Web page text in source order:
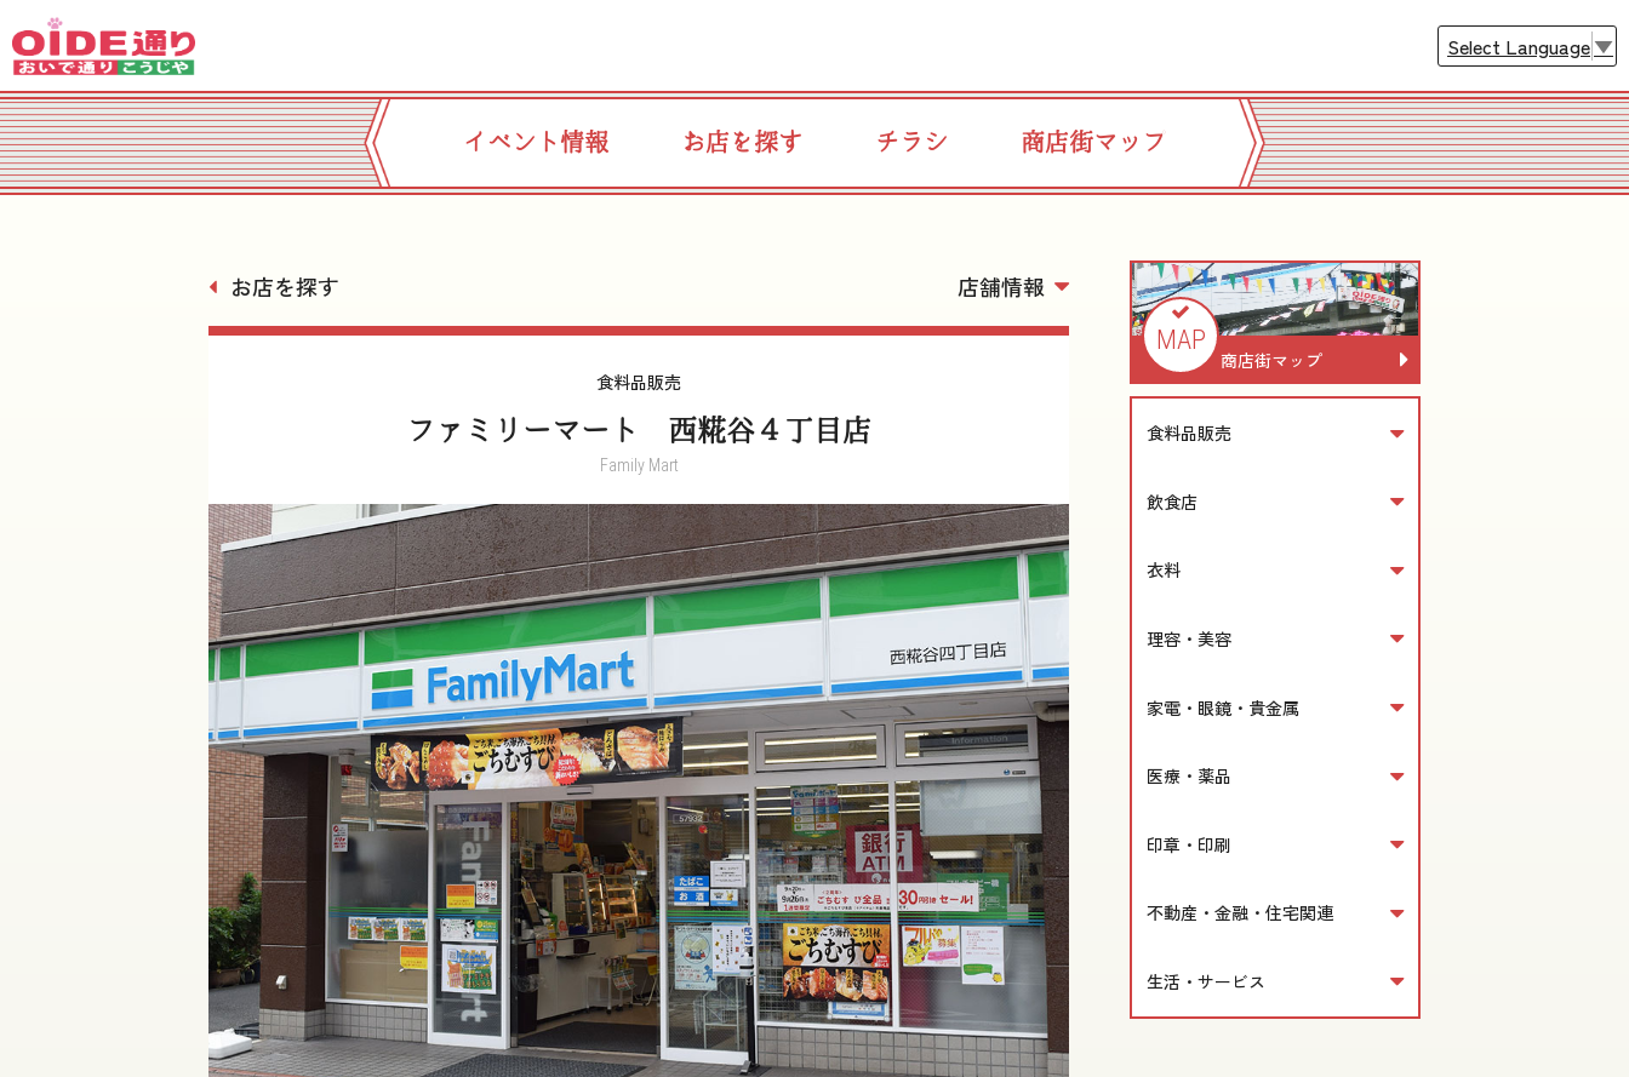
Select Language▼
イベント情報 お店を探す チラシ 商店街マップ
お店を探す 店舗情報
食料品販売
ファミリーマート 西糀谷４丁目店
Family Mart
商店街マップ
MAP
食料品販売
飲食店
衣料
理容・美容
家電・眼鏡・貴金属
医療・薬品
印章・印刷
不動産・金融・住宅関連
生活・サービス